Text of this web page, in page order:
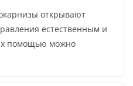
открывают
естественным и
помощью можно